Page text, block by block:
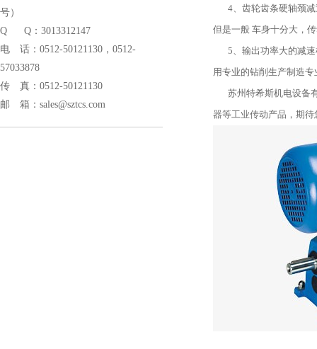
号）
Q Q：3013312147
电 话：0512-50121130，0512-
57033878
传 真：0512-50121130
邮 箱： sales@sztcs.com
4、齿轮齿条硬轴颈减
但是一般 车身十分大
5、输出功率大的减速
用专业的钻削生产制造
苏州特希斯机电设备有
器等工业传动产品，期